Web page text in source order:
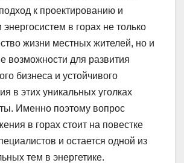
к проектированию и
энергосистем в горах не только
жизни местных жителей, но и
возможности для развития
бизнеса и устойчивого
в этих уникальных уголках
Именно поэтому вопрос
в горах стоит на повестке
и остается одной из
тем в энергетике.